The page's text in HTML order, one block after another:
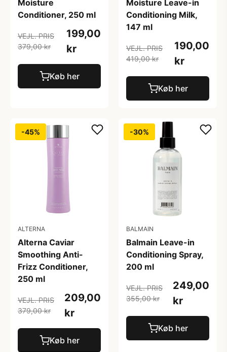
Moisture
Conditioner, 250 ml
VEJL. PRIS
379,00 kr
199,00
kr
Køb her
Moisture Leave-in
Conditioning Milk,
147 ml
VEJL. PRIS
419,00 kr
190,00
kr
Køb her
-45%
ALTERNA
Alterna Caviar
Smoothing Anti-
Frizz Conditioner,
250 ml
VEJL. PRIS
379,00 kr
209,00
kr
Køb her
-30%
BALMAIN
Balmain Leave-in
Conditioning Spray,
200 ml
VEJL. PRIS
355,00 kr
249,00
kr
Køb her